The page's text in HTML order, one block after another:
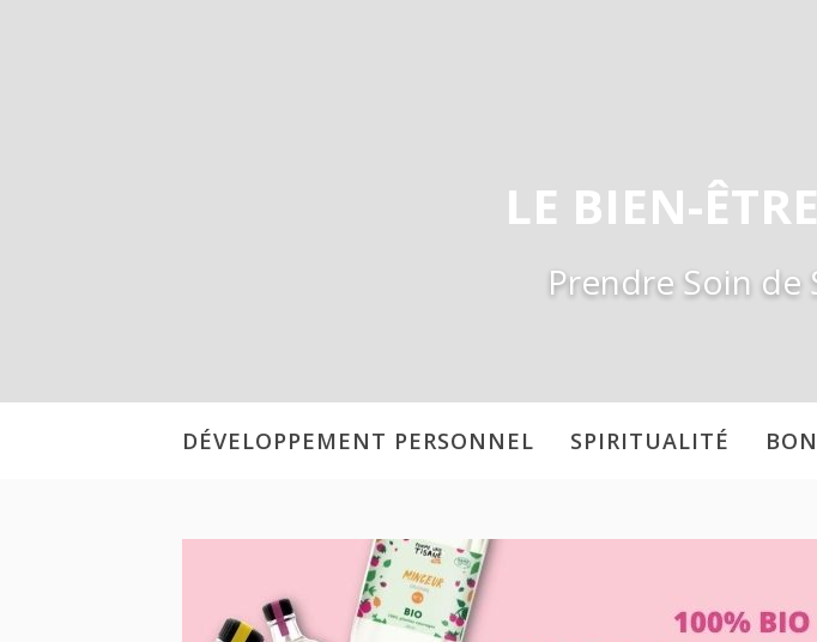
LE BIEN-
Prendre Soin de
DÉVELOPPEMENT PERSONNEL SPIRITUALITÉ